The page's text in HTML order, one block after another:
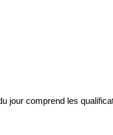
jour comprend les